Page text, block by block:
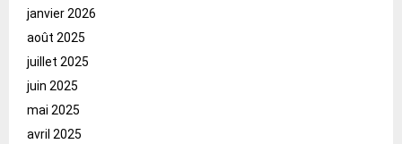
janvier 2026
août 2025
juillet 2025
juin 2025
mai 2025
avril 2025